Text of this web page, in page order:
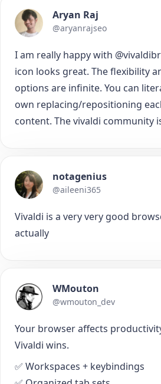
Aryan Raj
@aryanrajseo
I am really happy with
icon looks great. The flexibility
options are infinite. You can
own replacing/repositioning
content. The vivaldi community
notagenius
@aileeni365
Vivaldi is a very very good
actually
WMouton
@wmouton_dev
Your browser affects
Vivaldi wins.
✅ Workspaces + keybindings